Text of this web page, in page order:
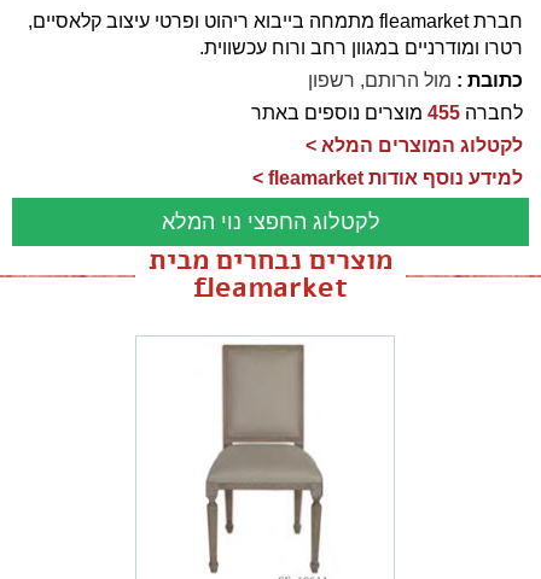
חברת fleamarket מתמחה בייבוא ריהוט ופרטי עיצוב קלאסיים,
רטרו ומודרניים במגוון רחב ורוח עכשווית.
כתובת : מול הרותם, רשפון
לחברה 455 מוצרים נוספים באתר
לקטלוג המוצרים המלא >
למידע נוסף אודות fleamarket >
לקטלוג החפצי נוי המלא
מוצרים נבחרים מבית
fleamarket